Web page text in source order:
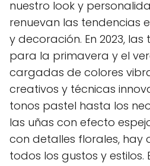
nuestro look y
renuevan las tendencias
y decoración. En 2023,
para la primavera y el
cargadas de colores
creativos y técnicas
tonos pastel hasta los
las uñas con efecto
con detalles florales, hay
todos los gustos y estilos.